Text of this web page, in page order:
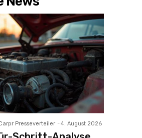
Presseverteiler - 4. August 2026